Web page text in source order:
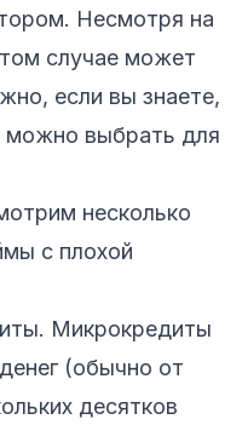
Несмотря на
случае может
если вы знаете,
можно выбрать для
несколько
с плохой
Микрокредиты
(обычно от
десятков